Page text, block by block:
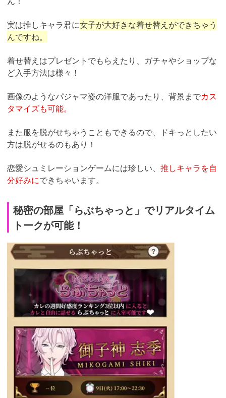
実は推しキャラ君に女子が大好きな着せ替えができちゃう
んですね。
着せ替えはプレゼントでもらえたり、ガチャやショップな
ど入手方法は様々！
画像のようなパジャマ姿の洋服であったり、背景までカス
タマイズも可能。
また服を脱がせちゃうこともできるので、ドキっとしたい
方は脱がせるのもあり！
恋愛シュミレーションゲームには珍しい、 推しキャラを自
分好みにできちゃいます。
秘密の部屋「らぶちゃっと」でリアルタイム
トークが可能！
https://fam-
ad.com/ad/p/r?
_site=67781&_article=32034